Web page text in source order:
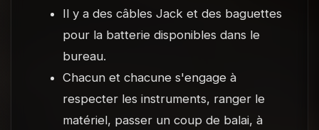
Il y a des câbles Jack et des baguettes
pour la batterie disponibles dans le
bureau.
Chacun et chacune s'engage à
respecter les instruments, ranger le
matériel, passer un coup de balai, à